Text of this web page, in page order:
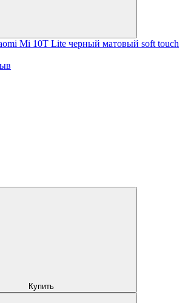
Mi 10T Lite черный матовый soft touch
Купить